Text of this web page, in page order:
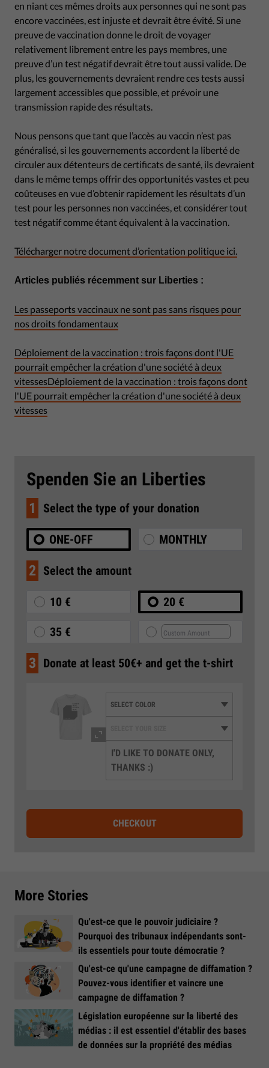
en niant ces mêmes droits aux personnes qui ne sont pas
encore vaccinées, est injuste et devrait être évité. Si une
preuve de vaccination donne le droit de voyager
relativement librement entre les pays membres, une
preuve d’un test négatif devrait être tout aussi valide. De
plus, les gouvernements devraient rendre ces tests aussi
largement accessibles que possible, et prévoir une
transmission rapide des résultats.
Nous pensons que tant que l’accès au vaccin n’est pas
généralisé, si les gouvernements accordent la liberté de
circuler aux détenteurs de certificats de santé, ils devraient
dans le même temps offrir des opportunités vastes et peu
coûteuses en vue d’obtenir rapidement les résultats d’un
test pour les personnes non vaccinées, et considérer tout
test négatif comme étant équivalent à la vaccination.
Télécharger notre document d’orientation politique ici.
Articles publiés récemment sur Liberties :
Les passeports vaccinaux ne sont pas sans risques pour
nos droits fondamentaux
Déploiement de la vaccination : trois façons dont l'UE
pourrait empêcher la création d'une société à deux
vitessesDéploiement de la vaccination : trois façons dont
l'UE pourrait empêcher la création d'une société à deux
vitesses
Spenden Sie an Liberties
1 Select the type of your donation
ONE-OFF MONTHLY
2 Select the amount
10 € 20 €
35 €
3 Donate at least 50€+ and get the t-shirt
I'D LIKE TO DONATE ONLY,
THANKS :)
CHECKOUT
More Stories
Qu'est-ce que le pouvoir judiciaire ?
Pourquoi des tribunaux indépendants sont-
ils essentiels pour toute démocratie ?
Qu'est-ce qu'une campagne de diffamation ?
Pouvez-vous identifier et vaincre une
campagne de diffamation ?
Législation européenne sur la liberté des
médias : il est essentiel d'établir des bases
de données sur la propriété des médias